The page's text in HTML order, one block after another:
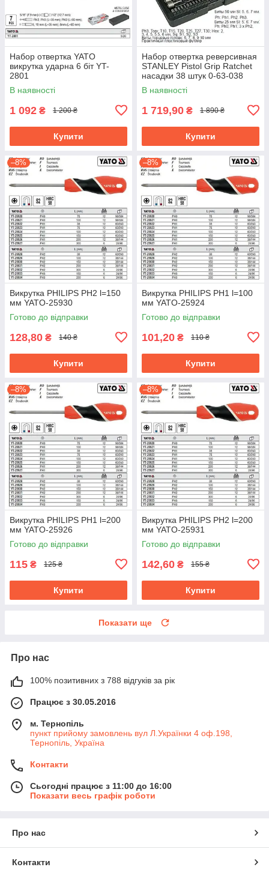
Набор отвертка YATO
викрутка ударна 6 біт YT-
2801
В наявності
1 092 ₴ 1 200 ₴
Купити
Набор отвертка реверсивная
STANLEY Pistol Grip Ratchet
насадки 38 штук 0-63-038
В наявності
1 719,90 ₴ 1 890 ₴
Купити
–8%
Викрутка PHILIPS PH2 l=150
мм YATO-25930
Готово до відправки
128,80 ₴ 140 ₴
Купити
–8%
Викрутка PHILIPS PH1 l=100
мм YATO-25924
Готово до відправки
101,20 ₴ 110 ₴
Купити
–8%
Викрутка PHILIPS PH1 l=200
мм YATO-25926
Готово до відправки
115 ₴ 125 ₴
Купити
–8%
Викрутка PHILIPS PH2 l=200
мм YATO-25931
Готово до відправки
142,60 ₴ 155 ₴
Купити
Показати ще
Про нас
100% позитивних з 788 відгуків за рік
Працює з 30.05.2016
м. Тернопіль
пункт прийому замовлень вул Л.Українки 4 оф.198,
Тернопіль, Україна
Контакти
Сьогодні працює з 11:00 до 16:00
Показати весь графік роботи
Про нас
Контакти